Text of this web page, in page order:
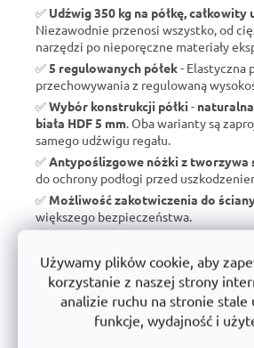
Używamy plików cookie, aby
korzystanie z naszej strony
analizie ruchu na stronie stale
funkcje, wydajność i
✅ Udźwig 350 kg na półkę, całkowity
Niezawodnie przenosi wszystko, od
narzędzi po nieporęczne materiały
✅ 5 regulowanych półek- Elastyczna
przechowywania z regulowaną
✅Wybór konstrukcji półki -
biała HDF 5 mm . Oba warianty są
samego udźwigu regału.
✅ Antypoślizgowe nóżki z tworzywa
do ochrony podłogi przed
✅ Możliwość zakotwiczenia do
większego bezpieczeństwa.
wsparcie dla czeskiej produkcji.
10 lat gwarancji
- dowód jakości i
trwałości.